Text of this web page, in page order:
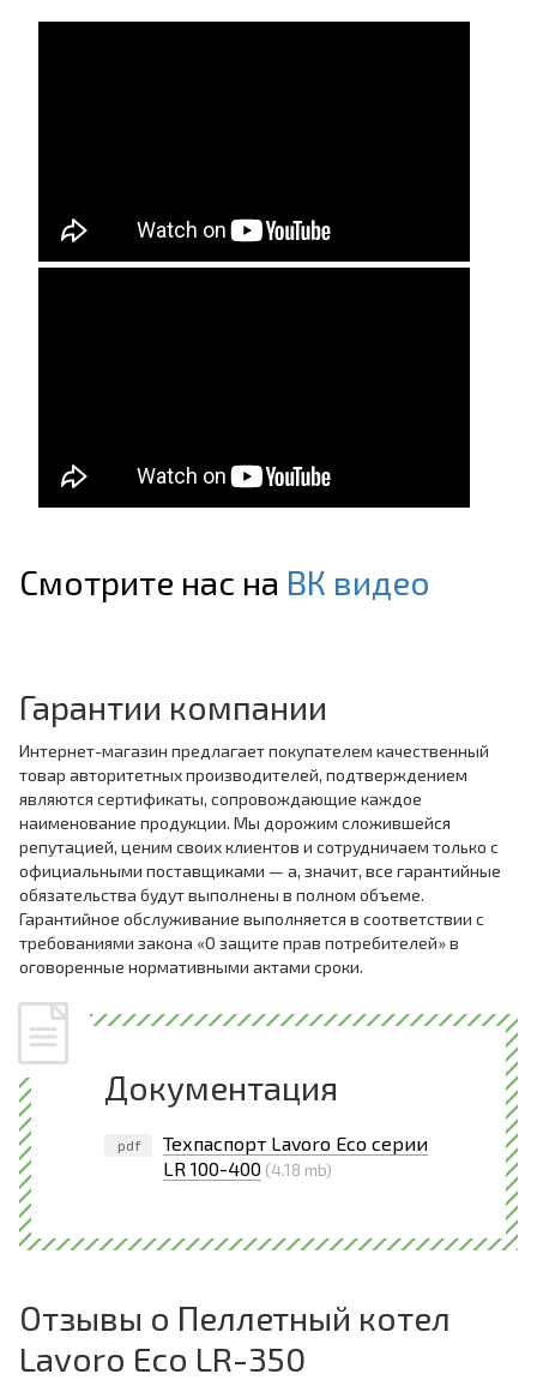
Смотрите нас на ВК видео
Гарантии компании
Интернет-магазин предлагает покупателем качественный
товар авторитетных производителей, подтверждением
являются сертификаты, сопровождающие каждое
наименование продукции. Мы дорожим сложившейся
репутацией, ценим своих клиентов и сотрудничаем только с
официальными поставщиками — а, значит, все гарантийные
обязательства будут выполнены в полном объеме.
Гарантийное обслуживание выполняется в соответствии с
требованиями закона «О защите прав потребителей» в
оговоренные нормативными актами сроки.
Документация
pdf
Техпаспорт Lavoro Eco серии
LR 100-400 (4.18 mb)
Отзывы о Пеллетный котел
Lavoro Eco LR-350